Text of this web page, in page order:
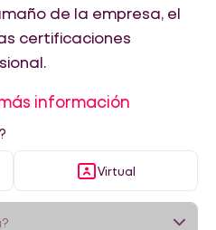
de la empresa, el
certificaciones
información
Virtual